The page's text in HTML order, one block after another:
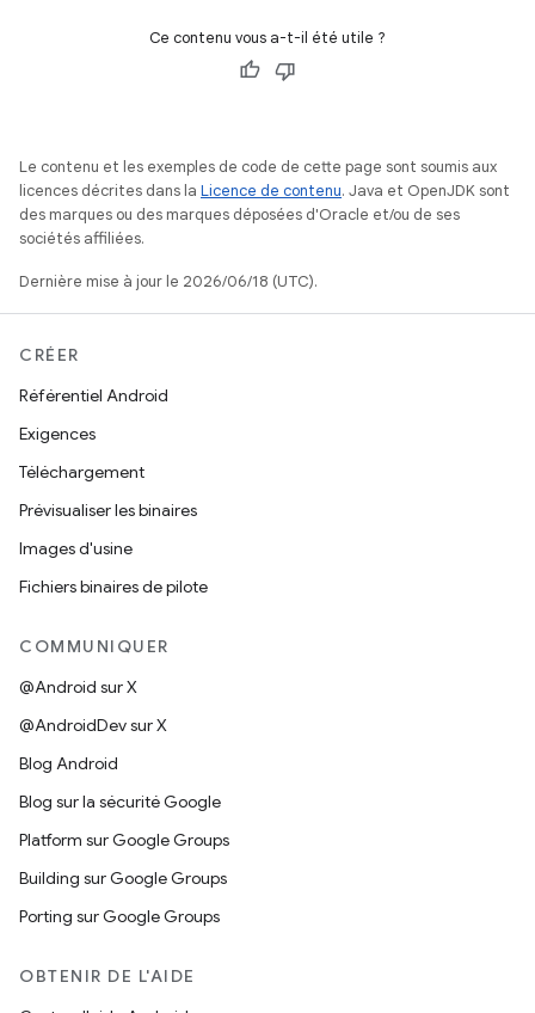
Ce contenu vous a-t-il été utile ?
Le contenu et les exemples de code de cette page sont soumis aux
licences décrites dans la Licence de contenu. Java et OpenJDK sont
des marques ou des marques déposées d'Oracle et/ou de ses
sociétés affiliées.
Dernière mise à jour le 2026/06/18 (UTC).
CRÉER
Référentiel Android
Exigences
Téléchargement
Prévisualiser les binaires
Images d'usine
Fichiers binaires de pilote
COMMUNIQUER
@Android sur X
@AndroidDev sur X
Blog Android
Blog sur la sécurité Google
Platform sur Google Groups
Building sur Google Groups
Porting sur Google Groups
OBTENIR DE L'AIDE